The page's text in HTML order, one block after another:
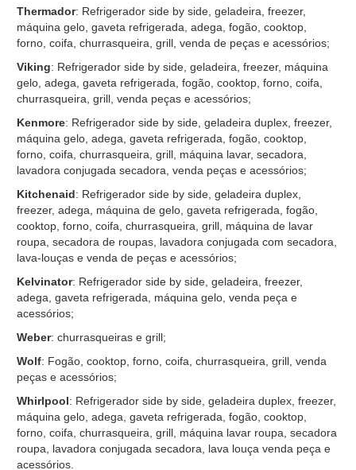
Thermador: Refrigerador side by side, geladeira, freezer,
máquina gelo, gaveta refrigerada, adega, fogão, cooktop,
forno, coifa, churrasqueira, grill, venda de peças e acessórios;
Viking: Refrigerador side by side, geladeira, freezer, máquina
gelo, adega, gaveta refrigerada, fogão, cooktop, forno, coifa,
churrasqueira, grill, venda peças e acessórios;
Kenmore: Refrigerador side by side, geladeira duplex, freezer,
máquina gelo, adega, gaveta refrigerada, fogão, cooktop,
forno, coifa, churrasqueira, grill, máquina lavar, secadora,
lavadora conjugada secadora, venda peças e acessórios;
Kitchenaid: Refrigerador side by side, geladeira duplex,
freezer, adega, máquina de gelo, gaveta refrigerada, fogão,
cooktop, forno, coifa, churrasqueira, grill, máquina de lavar
roupa, secadora de roupas, lavadora conjugada com secadora,
lava-louças e venda de peças e acessórios;
Kelvinator: Refrigerador side by side, geladeira, freezer,
adega, gaveta refrigerada, máquina gelo, venda peça e
acessórios;
Weber: churrasqueiras e grill;
Wolf: Fogão, cooktop, forno, coifa, churrasqueira, grill, venda
peças e acessórios;
Whirlpool: Refrigerador side by side, geladeira duplex, freezer,
máquina gelo, adega, gaveta refrigerada, fogão, cooktop,
forno, coifa, churrasqueira, grill, máquina lavar roupa, secadora
roupa, lavadora conjugada secadora, lava louça venda peça e
acessórios.